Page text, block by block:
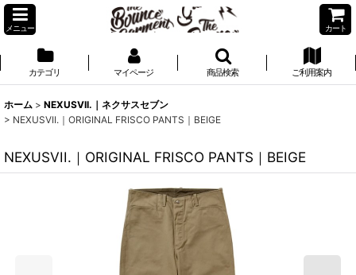
メニュー カート
カテゴリ マイページ 商品検索 ご利用案内
ホーム > NEXUSVII.｜ネクサスセブン
> NEXUSVII.｜ORIGINAL FRISCO PANTS｜BEIGE
NEXUSVII.｜ORIGINAL FRISCO PANTS｜BEIGE